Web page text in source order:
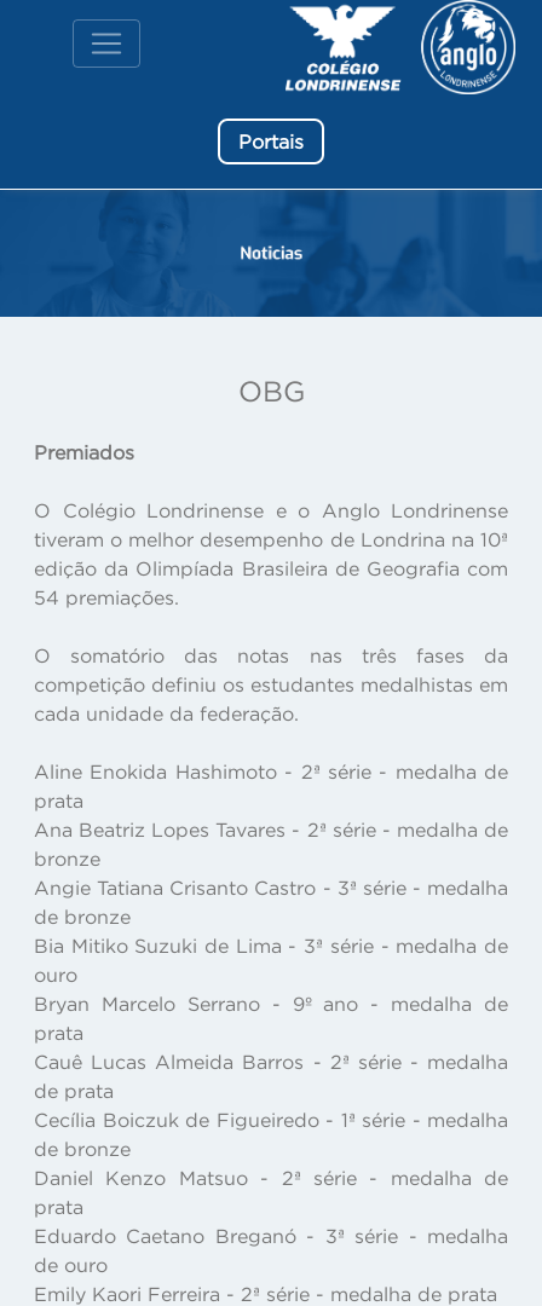
Portais
OBG
Premiados
O Colégio Londrinense e o Anglo Londrinense
tiveram o melhor desempenho de Londrina na 10ª
edição da Olimpíada Brasileira de Geografia com
54 premiações.
O somatório das notas nas três fases da
competição definiu os estudantes medalhistas em
cada unidade da federação.
Aline Enokida Hashimoto - 2ª série - medalha de
prata
Ana Beatriz Lopes Tavares - 2ª série - medalha de
bronze
Angie Tatiana Crisanto Castro - 3ª série - medalha
de bronze
Bia Mitiko Suzuki de Lima - 3ª série - medalha de
ouro
Bryan Marcelo Serrano - 9º ano - medalha de
prata
Cauê Lucas Almeida Barros - 2ª série - medalha
de prata
Cecília Boiczuk de Figueiredo - 1ª série - medalha
de bronze
Daniel Kenzo Matsuo - 2ª série - medalha de
prata
Eduardo Caetano Breganó - 3ª série - medalha
de ouro
Emily Kaori Ferreira - 2ª série - medalha de prata